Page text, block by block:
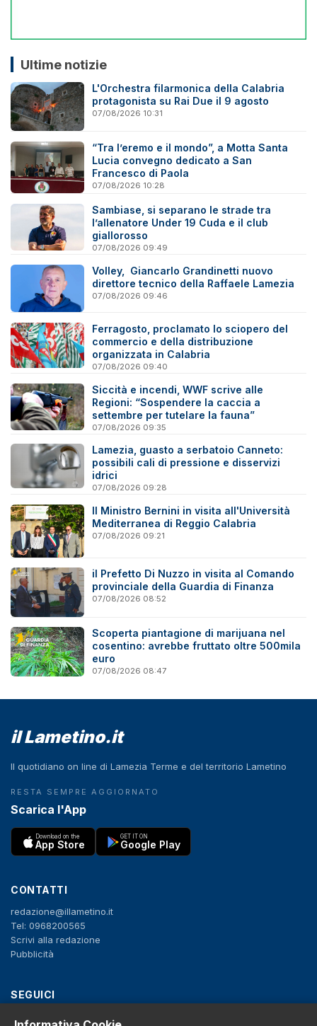
Ultime notizie
L'Orchestra filarmonica della Calabria
protagonista su Rai Due il 9 agosto
07/08/2026 10:31
“Tra l’eremo e il mondo”, a Motta Santa
Lucia convegno dedicato a San
Francesco di Paola
07/08/2026 10:28
Sambiase, si separano le strade tra
l’allenatore Under 19 Cuda e il club
giallorosso
07/08/2026 09:49
Volley, Giancarlo Grandinetti nuovo
direttore tecnico della Raffaele Lamezia
07/08/2026 09:46
Ferragosto, proclamato lo sciopero del
commercio e della distribuzione
organizzata in Calabria
07/08/2026 09:40
Siccità e incendi, WWF scrive alle
Regioni: “Sospendere la caccia a
settembre per tutelare la fauna”
07/08/2026 09:35
Lamezia, guasto a serbatoio Canneto:
possibili cali di pressione e disservizi
idrici
07/08/2026 09:28
Il Ministro Bernini in visita all'Università
Mediterranea di Reggio Calabria
07/08/2026 09:21
il Prefetto Di Nuzzo in visita al Comando
provinciale della Guardia di Finanza
07/08/2026 08:52
Scoperta piantagione di marijuana nel
cosentino: avrebbe fruttato oltre 500mila
euro
07/08/2026 08:47
il Lametino.it
Il quotidiano on line di Lamezia Terme e del territorio Lametino
RESTA SEMPRE AGGIORNATO
Scarica l'App
Download on the
App Store
GET IT ON
Google Play
CONTATTI
redazione@illametino.it
Tel: 0968200565
Scrivi alla redazione
Pubblicità
SEGUICI
f X IG YT